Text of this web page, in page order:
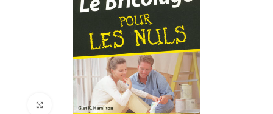
Click to enlarge